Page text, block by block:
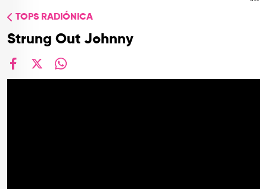
TOPS RADIÓNICA
Strung Out Johnny
facebook
X whatsapp